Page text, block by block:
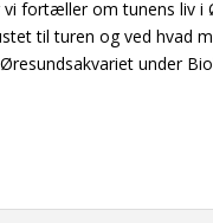
fortæller om tunens liv i
til turen og ved hvad
under